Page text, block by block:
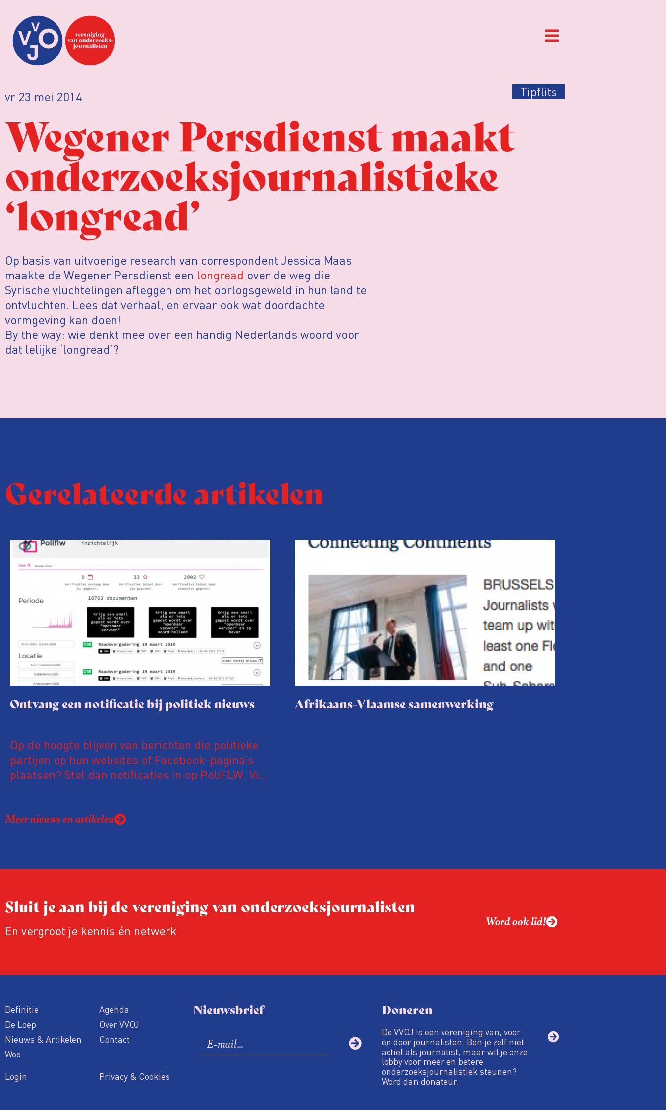
vr 23 mei 2014 Tipflits
Wegener Persdienst maakt
onderzoeksjournalistieke
‘longread’
Op basis van uitvoerige research van correspondent Jessica Maas
maakte de Wegener Persdienst een longread over de weg die
Syrische vluchtelingen afleggen om het oorlogsgeweld in hun land te
ontvluchten. Lees dat verhaal, en ervaar ook wat doordachte
vormgeving kan doen!
By the way: wie denkt mee over een handig Nederlands woord voor
dat lelijke ‘longread’?
Gerelateerde artikelen
Ontvang een notificatie bij politiek nieuws
Op de hoogte blijven van berichten die politieke
partijen op hun websites of Facebook-pagina’s
plaatsen? Stel dan notificaties in op PoliFLW. Via
regionale en lokale politieke partijen te vinden.
Ideaal voor betrokken bewoners, journalisten en
belangenbehartigers!
Afrikaans-Vlaamse samenwerking
Meer nieuws en artikelen
Sluit je aan bij de vereniging van onderzoeksjournalisten
En vergroot je kennis én netwerk
Word ook lid!
Definitie
De Loep
Nieuws & Artikelen
Woo
Agenda
Over VVOJ
Contact
Login Privacy & Cookies
Nieuwsbrief Doneren
De VVOJ is een vereniging van, voor
en door journalisten. Ben je zelf niet
actief als journalist, maar wil je onze
lobby voor meer en betere
onderzoeksjournalistiek steunen?
Word dan donateur.